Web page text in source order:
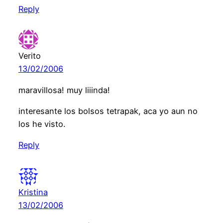
Reply
Verito
13/02/2006
maravillosa! muy liiinda!
interesante los bolsos tetrapak, aca yo aun no
los he visto.
Reply
Kristina
13/02/2006